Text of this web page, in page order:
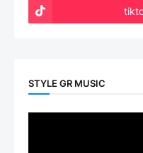
STYLE GR MUSIC